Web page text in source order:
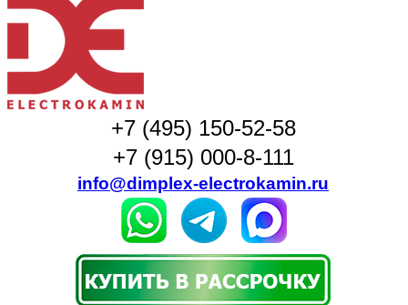
+7 (495) 150-52-58
+7 (915) 000-8-111
info@dimplex-electrokamin.ru